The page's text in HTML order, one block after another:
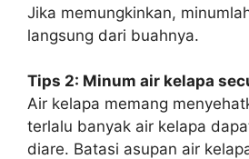
Jika memungkinkan,
langsung dari buahnya.
Tips 2: Minum air kelapa
Air kelapa memang
terlalu banyak air kelapa
diare. Batasi asupan air